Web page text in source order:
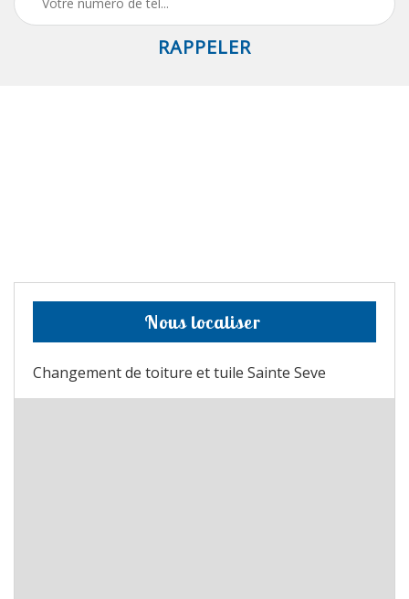
Nous localiser
Changement de toiture et tuile Sainte Seve